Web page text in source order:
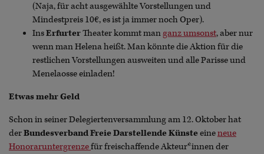
(Naja, für acht ausgewählte Vorstellungen und
Mindestpreis 10€, es ist ja immer noch Oper).
InsErfurterTheater kommt manganz umsonst, aber nur
wenn man Helena heißt. Man könnte die Aktion für die
restlichen Vorstellungen ausweiten und alle Parisse und
Menelaosse einladen!
Etwas mehr Geld
Schon in seiner Delegiertenversammlung am 12. Oktober hat
derBundesverband Freie Darstellende Künsteeineneue
Honoraruntergrenzefür freischaffende Akteur*innen der